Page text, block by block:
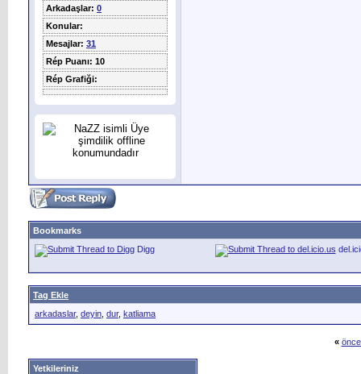
Arkadaşlar: 0
Konular:
Mesajlar: 31
Rép Puanı: 10
Rép Grafiği:
Bookmarks
Digg
Tag Ekle
arkadaslar, deyin dur, katliama
«
Yetkileriniz